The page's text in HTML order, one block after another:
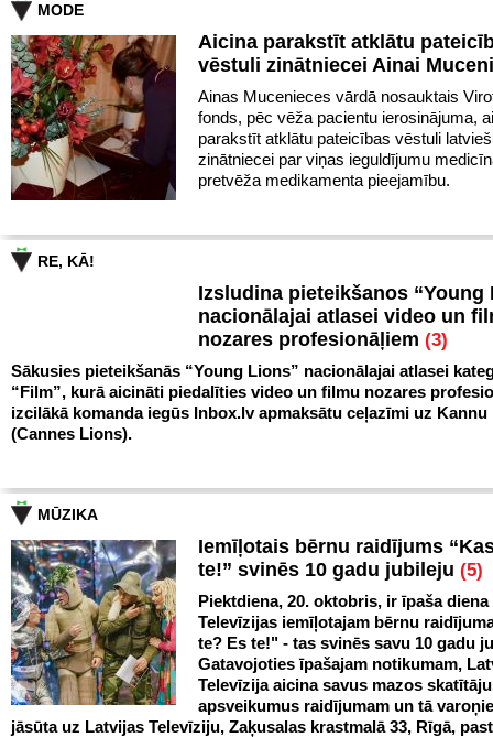
MODE
Aicina parakstīt atklātu
vēstuli zinātniecei Ainai
Ainas Mucenieces vārdā nosauktais
fonds, pēc vēža pacientu ierosinājuma,
parakstīt atklātu pateicības vēstuli
zinātniecei par viņas ieguldījumu
pretvēža medikamenta pieejamību.
RE, KĀ!
Izsludina pieteikšanos “Young
nacionālajai atlasei video un
nozares profesionāļiem (3)
Sākusies pieteikšanās “Young Lions” nacionālajai atlasei
“Film”, kurā aicināti piedalīties video un filmu nozares
izcilākā komanda iegūs Inbox.lv apmaksātu ceļazīmi uz Kannu
(Cannes Lions).
MŪZIKA
Iemīļotais bērnu raidījums
te!” svinēs 10 gadu jubileju (5)
Piektdiena, 20. oktobris, ir īpaša
Televīzijas iemīļotajam bērnu
te? Es te!" - tas svinēs savu 10 gadu
Gatavojoties īpašajam notikumam,
Televīzija aicina savus mazos
apsveikumus raidījumam un tā
jāsūta uz Latvijas Televīziju, Zaķusalas krastmalā 33, Rīgā,